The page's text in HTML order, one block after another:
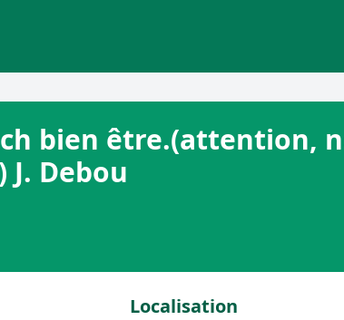
bien être.(attention,
Debou
Localisation